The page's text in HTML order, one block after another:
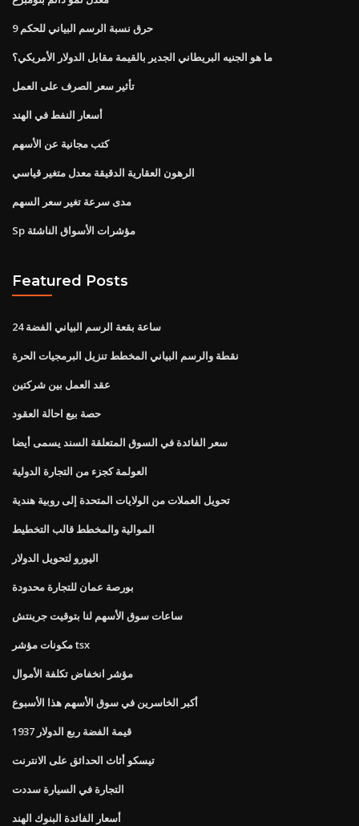
حرق نسبة الرسم البياني للحكم 9
ما هو الجنيه البريطاني الجدير بالقيمة مقابل الدولار الأمريكي؟
تأثير سعر الصرف على العمل
أسعار النفط في الهند
كتب مجانية عن الأسهم
الرهون العقارية الدقيقة معدل متغير قياسي
مدى سرعة تغير سعر السهم
Sp مؤشرات الأسواق الناشئة
Featured Posts
24 ساعة بقعة الرسم البياني الفضة
نقطة والرسم البياني المخطط تنزيل البرمجيات الحرة
عقد العمل بين شركتين
حصة بيع احالة العقود
سعر الفائدة في السوق المتعلقة السند يسمى أيضا
العولمة كجزء من التجارة الدولية
تحويل العملات من الولايات المتحدة إلى روبية هندية
الموالية والمخطط قالب التخطيط
اليورو لتحويل الدولار
بورصة عمان للتجارة محدودة
ساعات سوق الأسهم لنا بتوقيت جرينتش
مكونات مؤشر tsx
مؤشر انخفاض تكلفة الأموال
أكبر الخاسرين في سوق الأسهم هذا الأسبوع
1937 قيمة الفضة ربع الدولار
تيسكو أثاث الحدائق على الانترنت
التجارة في السيارة سددت
أسعار الفائدة البنوك الهند